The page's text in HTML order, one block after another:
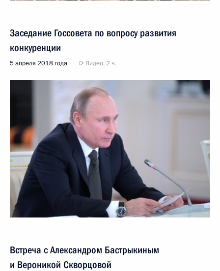
Заседание Госсовета по вопросу развития
конкуренции
5 апреля 2018 года Видео, 2 ч.
Встреча с Александром Бастрыкиным
и Вероникой Скворцовой